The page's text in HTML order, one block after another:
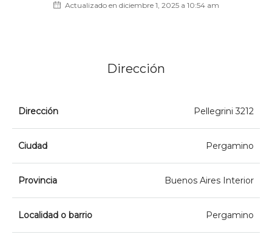
Actualizado en diciembre 1, 2025 a 10:54 am
Dirección
Dirección Pellegrini 3212
Ciudad Pergamino
Provincia Buenos Aires Interior
Localidad o barrio Pergamino